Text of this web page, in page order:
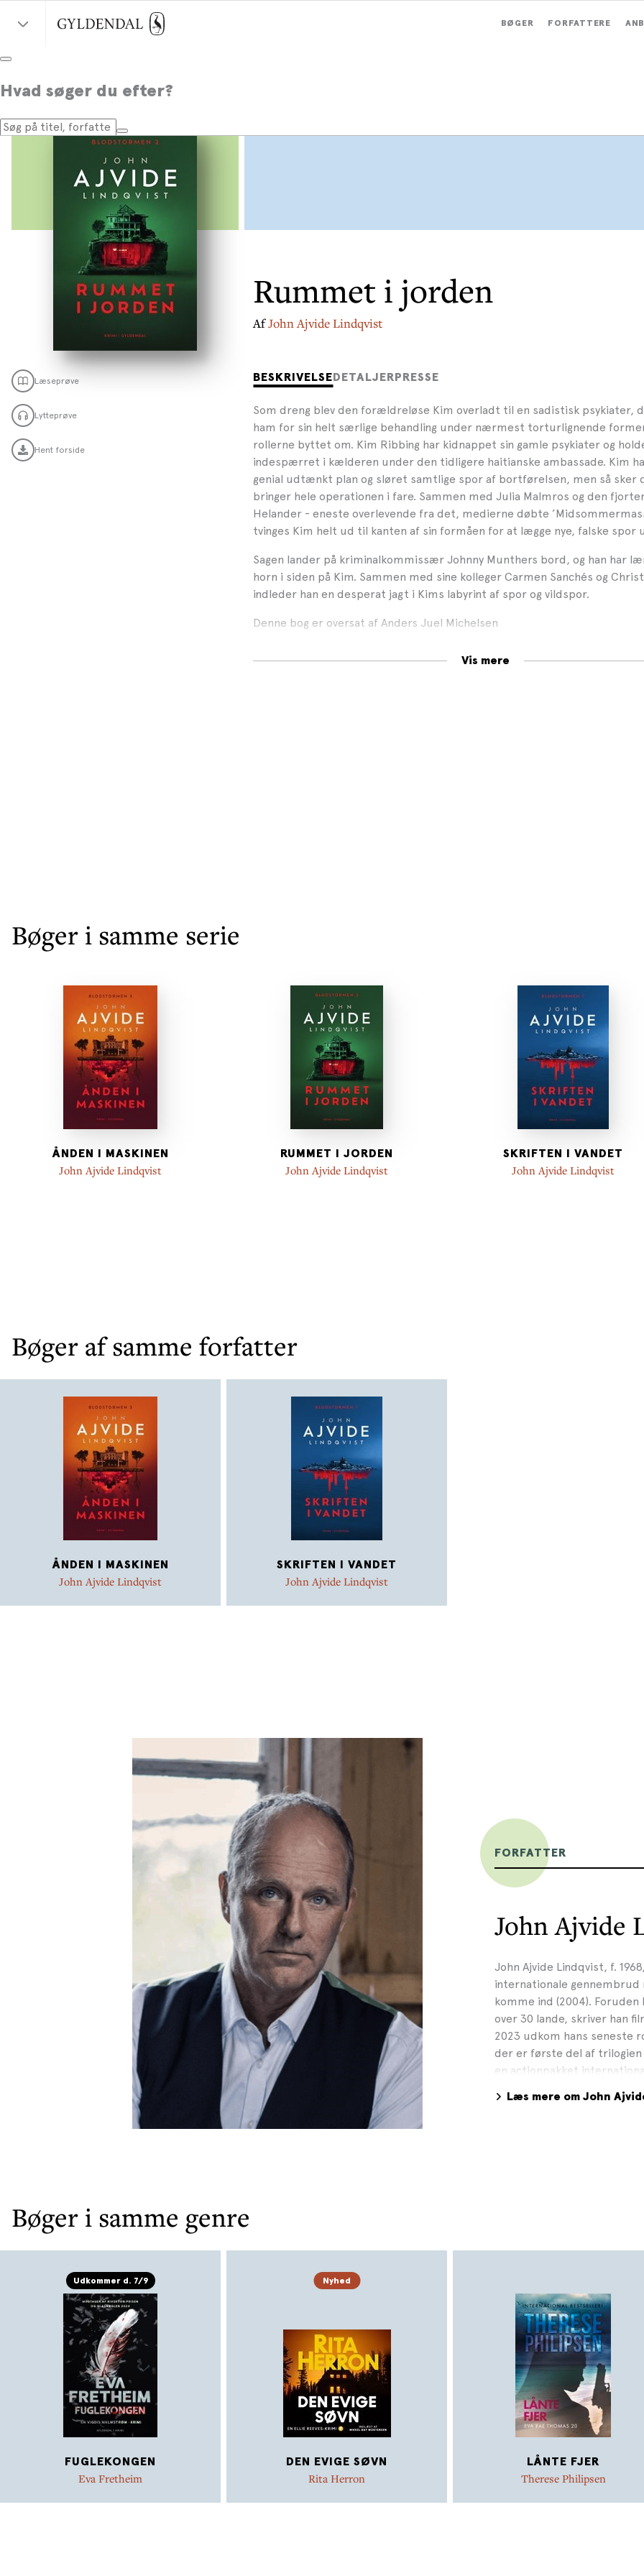
BØGER FORFATTERE
Hvad søger du efter?
Rummet i jorden
AfJohn Ajvide Lindqvist
Læseprøve
Lytteprøve
Hent forside
BESKRIVELSE DETALJER PRESSE
Som dreng blev den forældreløse Kim overladt til en sadistisk psykiater,
ham for sin helt særlige behandling under nærmest torturlignende
rollerne byttet om. Kim Ribbing har kidnappet sin gamle psykiater og
indespærret i kælderen under den tidligere haitianske ambassade. Kim
genial udtænkt plan og sløret samtlige spor af bortførelsen, men så sker
bringer hele operationen i fare. Sammen med Julia Malmros og den
Helander - eneste overlevende fra det, medierne døbte
tvinges Kim helt ud til kanten af sin formåen for at lægge nye, falske spor
Sagen lander på kriminalkommissær Johnny Munthers bord, og han har
horn i siden på Kim. Sammen med sine kolleger Carmen Sanchés og
indleder han en desperat jagt i Kims labyrint af spor og vildspor.
Denne bog er oversat af Anders Juel Michelsen
Vis mere
Bøger i samme serie
ÅNDEN I MASKINEN
John Ajvide Lindqvist
RUMMET I JORDEN
John Ajvide Lindqvist
SKRIFTEN I VANDET
John Ajvide Lindqvist
Bøger af samme forfatter
ÅNDEN I MASKINEN
John Ajvide Lindqvist
SKRIFTEN I VANDET
John Ajvide Lindqvist
FORFATTER
John Ajvide
John Ajvide Lindqvist, f.
internationale
komme ind (2004).
over 30 lande, skriver han
2023 udkom hans seneste
der er første del af
en actionpakket
Krimien var nomineret til
Læs mere om John
Bøger i samme genre
Udkommer d. 7/9
FUGLEKONGEN
Eva Fretheim
Nyhed
DEN EVIGE SØVN
Rita Herron
LÅNTE FJER
Therese Philipsen